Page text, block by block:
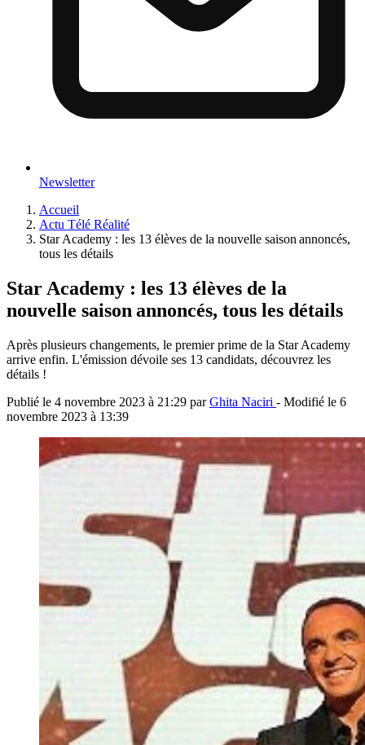
Newsletter
Accueil
Actu Télé Réalité
Star Academy : les 13 élèves de la nouvelle saison annoncés,
tous les détails
Star Academy : les 13 élèves de la
nouvelle saison annoncés, tous les détails
Après plusieurs changements, le premier prime de la Star Academy
arrive enfin. L'émission dévoile ses 13 candidats, découvrez les
détails !
Publié le 4 novembre 2023 à 21:29 parGhita Naciri - Modifié le 6
novembre 2023 à 13:39